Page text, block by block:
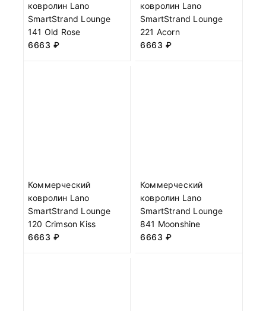
ковролин Lano
SmartStrand Lounge
141 Old Rose
6663 ₽
ковролин Lano
SmartStrand Lounge
221 Acorn
6663 ₽
Коммерческий
ковролин Lano
SmartStrand Lounge
120 Crimson Kiss
6663 ₽
Коммерческий
ковролин Lano
SmartStrand Lounge
841 Moonshine
6663 ₽